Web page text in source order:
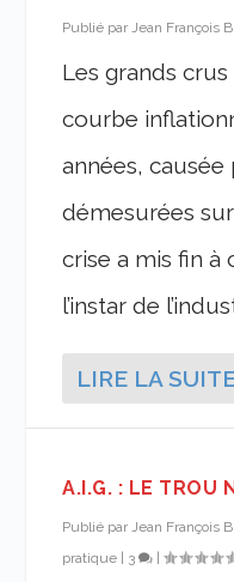
Publié par Jean François B
Les grands
courbe
années,
démesurées
crise a mis fin à
l’instar de
LIRE LA
A.I.G. : LE TROU
Publié par Jean François B
pratique | 3 |